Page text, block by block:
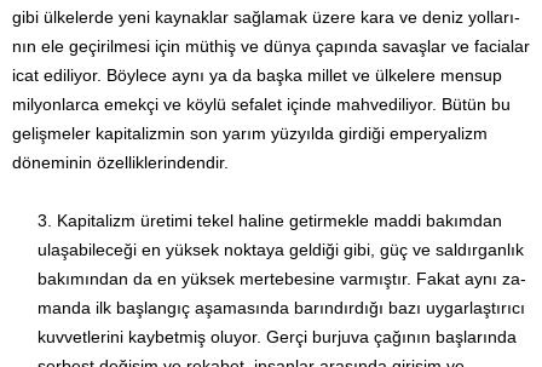
gibi ülkelerde yeni kaynaklar sağlamak üzere kara ve deniz yolları­
nın ele geçiril­mesi için müthiş ve dünya çapında savaşlar ve facia­lar
icat e­di­liyor. Böylece aynı ya da başka millet ve ülkelere men­sup
mil­yonlarca emekçi ve köylü sefalet içinde mahvediliyor. Bütün bu
gelişme­ler kapitalizmin son yarım yüzyılda girdiği emperya­lizm
dönemi­nin özelliklerindendir.
Kapitalizm üretimi tekel haline getirmekle maddi bakımdan
ulaşabi­leceği en yüksek noktaya geldiği gibi, güç ve saldırgan­lık
bakımından da en yüksek mertebesine varmıştır. Fakat aynı za­
manda ilk başlangıç aşamasında barındırdığı bazı uygarlaş­tı­­rıcı
kuvvetlerini kaybetmiş oluyor. Gerçi burjuva ça­ğının baş­la­­rında